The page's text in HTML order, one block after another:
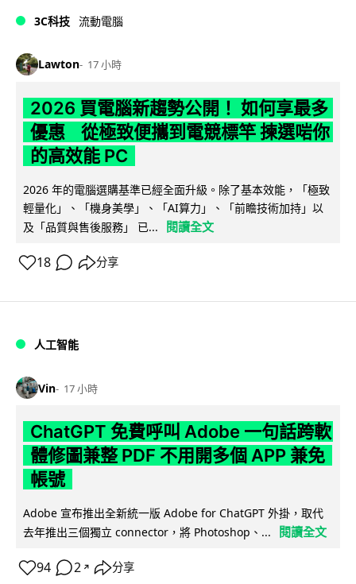
3C科技 流動電腦
Lawton 17 小時
2026 買電腦新趨勢公開！ 如何享最多
優惠 從極致便攜到電競標竿 揀選啱你
的高效能 PC
2026 年的電腦選購基準已經全面升級。除了基本效能，「極致
輕量化」、「機身美學」、「AI算力」、「前瞻技術加持」以
及「品質與售後服務」 已...
閱讀全文
18 分享
人工智能
Vin 17 小時
ChatGPT 免費呼叫 Adobe 一句話跨軟
體修圖兼整 PDF 不用開多個 APP 兼免
帳號
Adobe 宣布推出全新統一版 Adobe for ChatGPT 外掛，取代
去年推出三個獨立 connector，將 Photoshop、...
閱讀全文
94 2 ↗ 分享